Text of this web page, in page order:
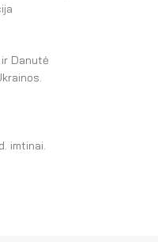
Danutė
imtinai.